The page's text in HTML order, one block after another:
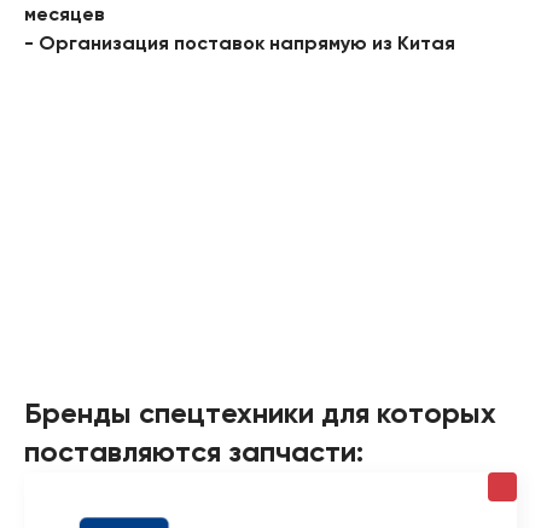
месяцев
- Организация поставок напрямую из Китая
Бренды спецтехники для которых
поставляются запчасти: